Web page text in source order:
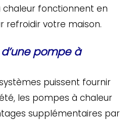
fonctionnent en
refroidir votre maison.
pompe à
puissent fournir
les pompes à chaleur
supplémentaires par